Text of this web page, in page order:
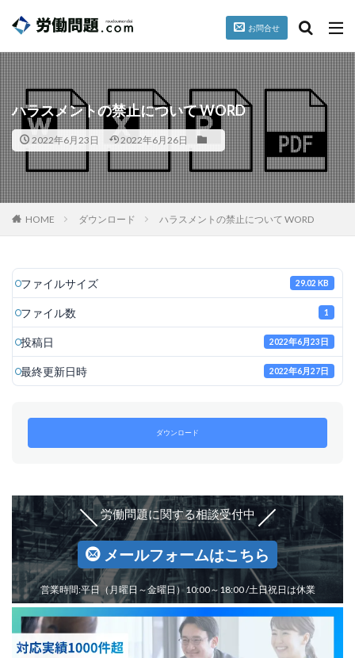
お問合せ
ハラスメントの禁止について WORD
2022年6月23日 2022年6月26日
HOME ダウンロード ハラスメントの禁止について WORD
ファイルサイズ 29.02 KB
ファイル数 1
投稿日 2022年6月23日
最終更新日時 2022年6月27日
ダウンロード
労働問題に関する相談受付中
メールフォームはこちら
営業時間:平日（月曜日～金曜日）10:00～18:00 /土日祝日は休業
台風 就業規則 パワハラ セクハラ 誓約書
カテゴリー
タグ
懲戒 掲載情報 暴行、脅迫
検索